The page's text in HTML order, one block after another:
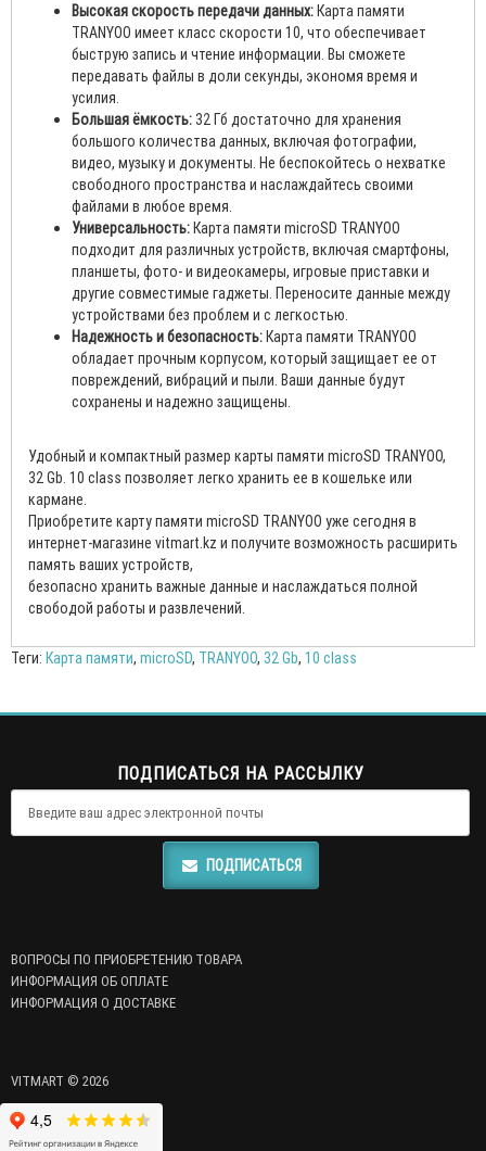
Высокая скорость передачи данных:Карта памяти
TRANYOO имеет класс скорости 10, что обеспечивает
быструю запись и чтение информации. Вы сможете
передавать файлы в доли секунды, экономя время и
усилия.
Большая ёмкость: 32 Гб достаточно для хранения
большого количества данных, включая фотографии,
видео, музыку и документы. Не беспокойтесь о нехватке
свободного пространства и наслаждайтесь своими
файлами в любое время.
Универсальность:Карта памяти microSD TRANYOO
подходит для различных устройств, включая смартфоны,
планшеты, фото- и видеокамеры, игровые приставки и
другие совместимые гаджеты. Переносите данные между
устройствами без проблем и с легкостью.
Надежность и безопасность:Карта памяти TRANYOO
обладает прочным корпусом, который защищает ее от
повреждений, вибраций и пыли. Ваши данные будут
сохранены и надежно защищены.
Удобный и компактный размер карты памяти microSD TRANYOO,
32 Gb. 10 class позволяет легко хранить ее в кошельке или
кармане.
Приобретите карту памяти microSD TRANYOO уже сегодня в
интернет-магазине vitmart.kz и получите возможность расширить
память ваших устройств,
безопасно хранить важные данные и наслаждаться полной
свободой работы и развлечений.
Теги: Карта памяти, microSD, TRANYOO, 32 Gb, 10 class
ПОДПИСАТЬСЯ НА РАССЫЛКУ
ПОДПИСАТЬСЯ
ВОПРОСЫ ПО ПРИОБРЕТЕНИЮ ТОВАРА
ИНФОРМАЦИЯ ОБ ОПЛАТЕ
ИНФОРМАЦИЯ О ДОСТАВКЕ
VITMART © 2026